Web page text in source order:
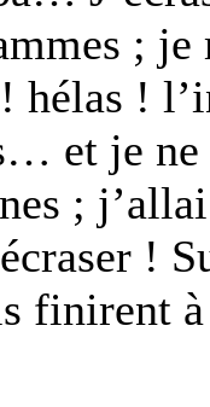
; je
!
et je
;
!
finirent